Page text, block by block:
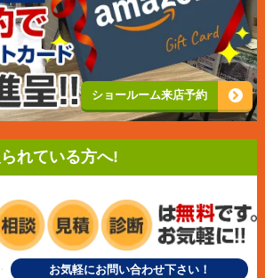
ショールーム来店予約
れている方へ!
お気軽にお問い合わせ下さい！